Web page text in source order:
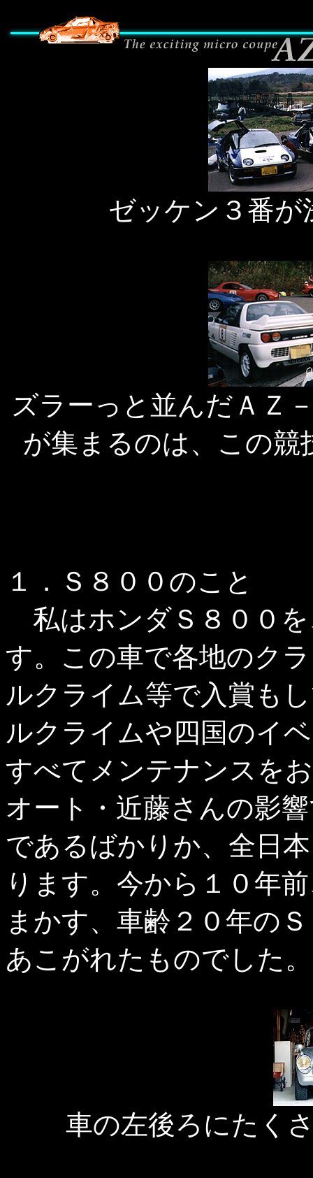
ゼッケン３番が
ズラーっと並んだＡＺ
が集まるのは、この
１．Ｓ８００のこと
私はホンダＳ８００
す。この車で各地のク
ルクライム等で入賞も
ルクライムや四国のイ
すべてメンテナンスを
オート・近藤さんの影
であるばかりか、全日
ります。今から１０年
まかす、車齢２０年の
あこがれたものでした。
車の左後ろにたく